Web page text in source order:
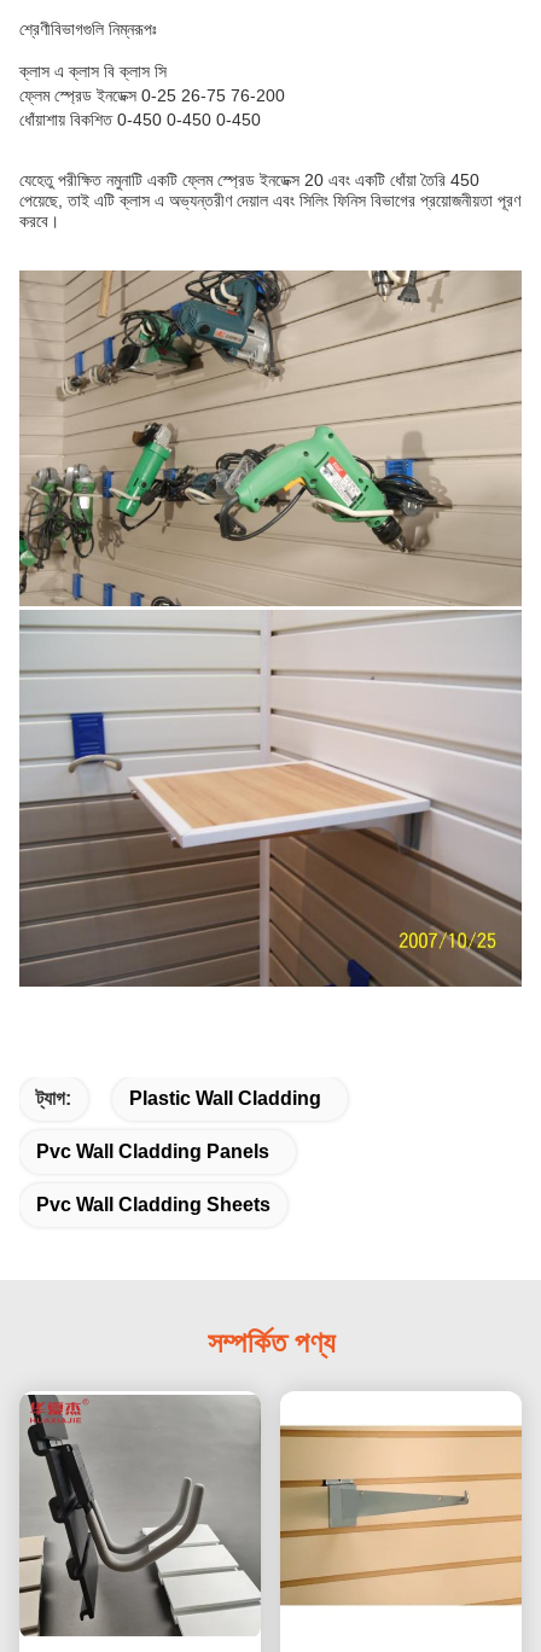
শ্রেণীবিভাগগুলি নিম্নরূপঃ
ক্লাস এ ক্লাস বি ক্লাস সি
ফ্লেম স্প্রেড ইনডেক্স 0-25 26-75 76-200
ধোঁয়াশায় বিকশিত 0-450 0-450 0-450
যেহেতু পরীক্ষিত নমুনাটি একটি ফ্লেম স্প্রেড ইনডেক্স 20 এবং একটি ধোঁয়া তৈরি 450
পেয়েছে, তাই এটি ক্লাস এ অভ্যন্তরীণ দেয়াল এবং সিলিং ফিনিস বিভাগের প্রয়োজনীয়তা পূরণ
করবে।
ট্যাগ: Plastic Wall Cladding
Pvc Wall Cladding Panels
Pvc Wall Cladding Sheets
সম্পর্কিত পণ্য